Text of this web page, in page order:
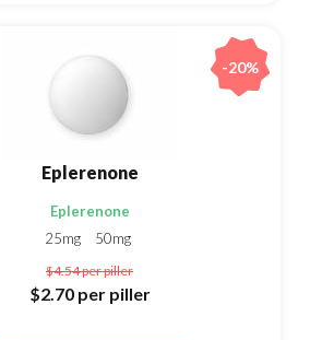
Eplerenone
Eplerenone
25mg
50mg
$4.54per piller
$2.70 per piller
-20%